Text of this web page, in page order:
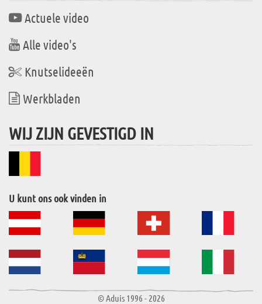
Actuele video
Alle video's
Knutselideeën
Werkbladen
WIJ ZIJN GEVESTIGD IN
U kunt ons ook vinden in
© Aduis 1996 - 2026